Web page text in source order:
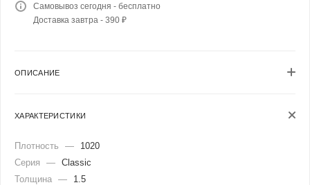
Самовывоз сегодня - бесплатно
Доставка завтра - 390 ₽
ОПИСАНИЕ
ХАРАКТЕРИСТИКИ
Плотность —
1020
Серия
— Classic
Толщина —
1.5